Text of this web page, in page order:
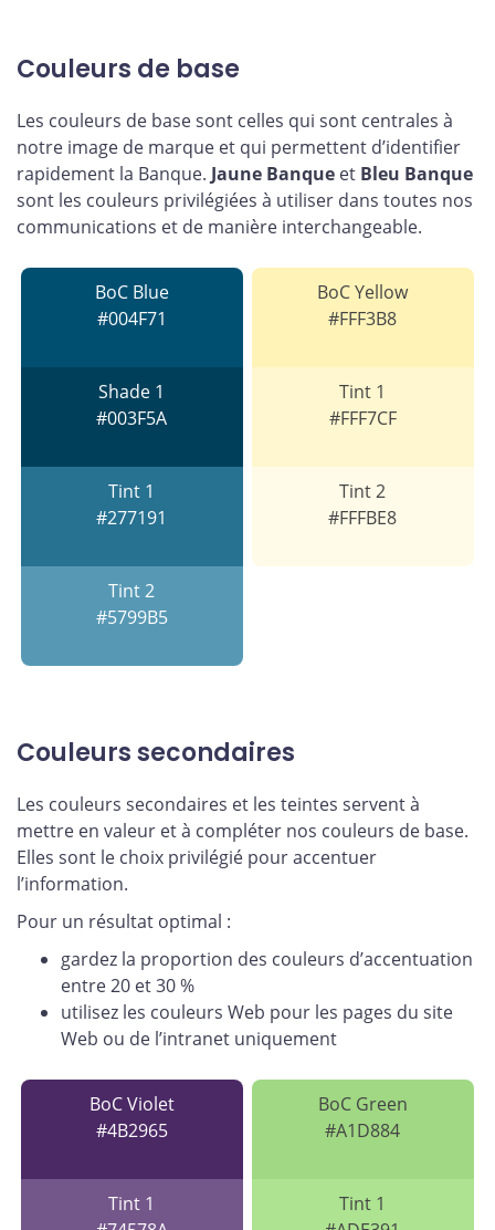
Couleurs de base
Les couleurs de base sont celles qui sont centrales à
notre image de marque et qui permettent d’identifier
rapidement la Banque. Jaune Banque et Bleu Banque
sont les couleurs privilégiées à utiliser dans toutes nos
communications et de manière interchangeable.
BoC Blue
#004F71
Shade 1
#003F5A
Tint 1
#277191
Tint 2
#5799B5
BoC Yellow
#FFF3B8
Tint 1
#FFF7CF
Tint 2
#FFFBE8
Couleurs secondaires
Les couleurs secondaires et les teintes servent à
mettre en valeur et à compléter nos couleurs de base.
Elles sont le choix privilégié pour accentuer
l’information.
Pour un résultat optimal :
gardez la proportion des couleurs d’accentuation
entre 20 et 30 %
utilisez les couleurs Web pour les pages du site
Web ou de l’intranet uniquement
BoC Violet
#4B2965
Tint 1
BoC Green
#A1D884
Tint 1